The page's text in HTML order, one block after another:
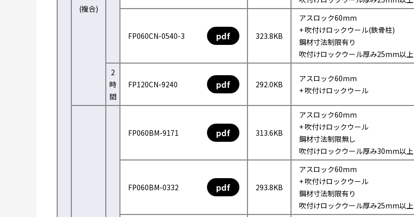
(複合)
FP060CN-0540-3 pdf 323.8KB
アスロック60mm
+ 吹付けロックウール(鉄骨柱)
鋼材寸法制限有り
吹付けロックウール厚み25mm以上
2
時
間
FP120CN-9240 pdf 292.0KB
アスロック60mm
+ 吹付けロックウール
FP060BM-9171 pdf 313.6KB
アスロック60mm
+ 吹付けロックウール
鋼材寸法制限無し
吹付けロックウール厚み30mm以上
FP060BM-0332 pdf 293.8KB
アスロック60mm
+ 吹付けロックウール
鋼材寸法制限有り
吹付けロックウール厚み25mm以上